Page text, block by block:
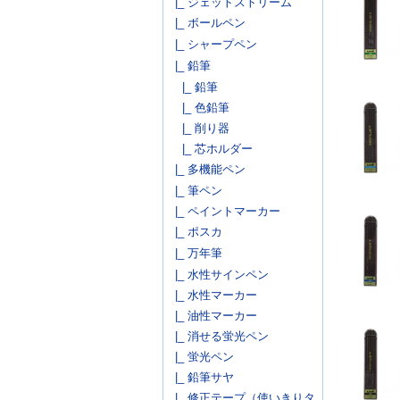
|_ ボールペン
|_ シャープペン
|_ 鉛筆
|_ 鉛筆
|_ 色鉛筆
|_ 削り器
|_ 芯ホルダー
|_ 多機能ペン
|_ 筆ペン
|_ ペイントマーカー
|_ ポスカ
|_ 万年筆
|_ 水性サインペン
|_ 水性マーカー
|_ 油性マーカー
|_ 消せる蛍光ペン
|_ 蛍光ペン
|_ 鉛筆サヤ